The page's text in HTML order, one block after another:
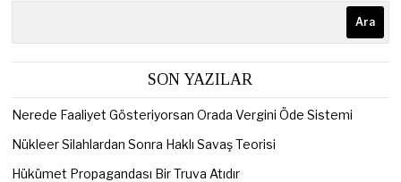
Ara
SON YAZILAR
Nerede Faaliyet Gösteriyorsan Orada Vergini Öde Sistemi
Nükleer Silahlardan Sonra Haklı Savaş Teorisi
Hükümet Propagandası Bir Truva Atıdır